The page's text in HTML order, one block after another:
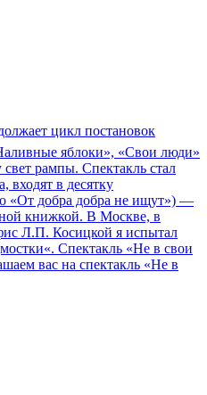
цикл постановок
яблоки», «Свои люди»
рампы. Спектакль стал
входят в десятку
«От добра добра не ищут») —
книжкой. В Москве, в
Л.П. Косицкой я испытал
Спектакль «Не в свои
вас на спектакль «Не в